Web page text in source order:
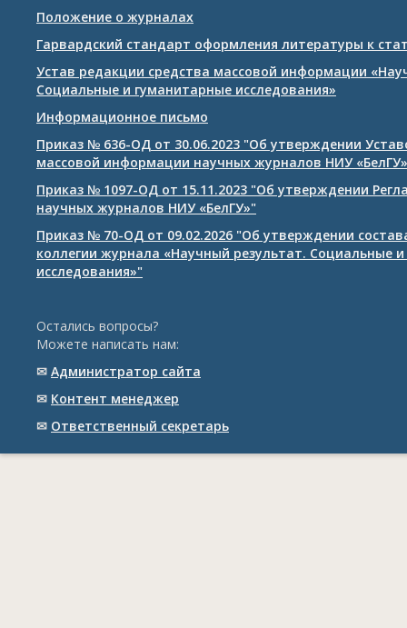
Положение о журналах
Гарвардский стандарт оформления литературы к
Устав редакции средства массовой информации
Социальные и гуманитарные исследования»
Информационное письмо
Приказ № 636-ОД от 30.06.2023 "Об утверждении
массовой информации научных журналов НИУ «БелГУ»
Приказ № 1097-ОД от 15.11.2023 "Об утверждении
научных журналов НИУ «БелГУ»"
Приказ № 70-ОД от 09.02.2026 "Об утверждении
коллегии журнала «Научный результат. Социальные
исследования»"
Остались вопросы?
Можете написать нам:
✉ Администратор сайта
✉ Контент менеджер
✉ Ответственный cекретарь